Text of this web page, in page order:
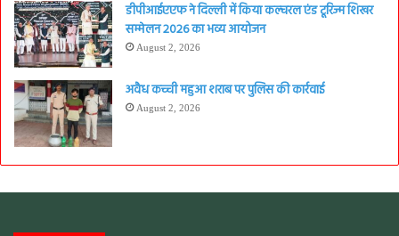
डीपीआईएएफ ने दिल्ली में किया कल्चरल एंड टूरिज्म शिखर
सम्मेलन 2026 का भव्य आयोजन
August 2, 2026
अवैध कच्ची महुआ शराब पर पुलिस की कार्रवाई
August 2, 2026